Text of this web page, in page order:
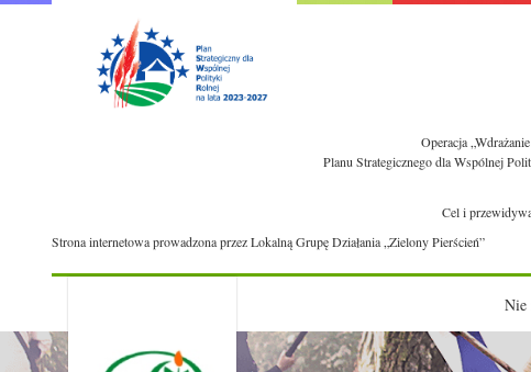
Operacja
Planu Strategicznego dla Wspólnej
Cel i
Strona internetowa prowadzona przez Lokalną Grupę Działania „Zielony Pierścień”
Nie